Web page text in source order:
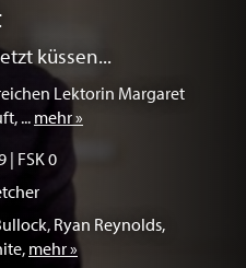
küssen...
Lektorin Margaret
... mehr »
| FSK 0
, Ryan Reynolds,
, mehr »